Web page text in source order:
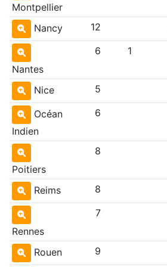
Montpellier
Nancy 12
Nantes
6 1
Nice 5
Océan
Indien
6
Poitiers
8
Reims 8
Rennes
7
Rouen 9